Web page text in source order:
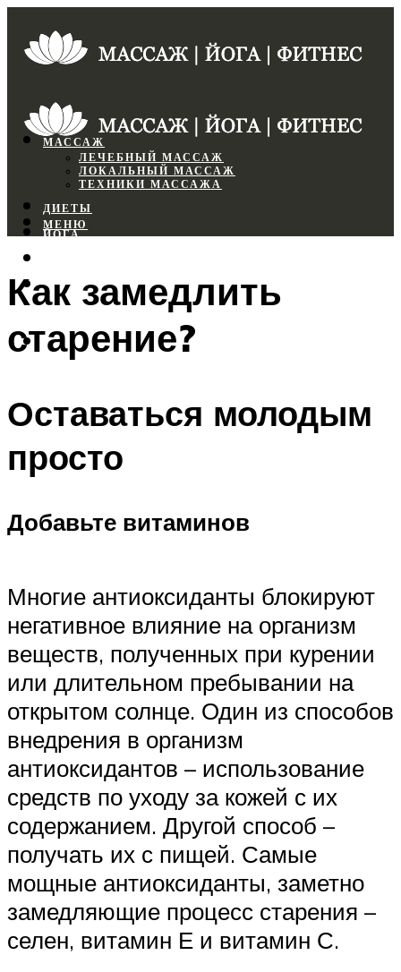
МАССАЖ
ЛЕЧЕБНЫЙ МАССАЖ
ЛОКАЛЬНЫЙ МАССАЖ
ТЕХНИКИ МАССАЖА
ДИЕТЫ
ЙОГА
ФИТНЕС
МЕНЮ
МЕНЮ
Как замедлить
старение?
Оставаться молодым
просто
Добавьте витаминов
Многие антиоксиданты блокируют
негативное влияние на организм
веществ, полученных при курении
или длительном пребывании на
открытом солнце. Один из способов
внедрения в организм
антиоксидантов – использование
средств по уходу за кожей с их
содержанием. Другой способ –
получать их с пищей. Самые
мощные антиоксиданты, заметно
замедляющие процесс старения –
селен, витамин Е и витамин С.